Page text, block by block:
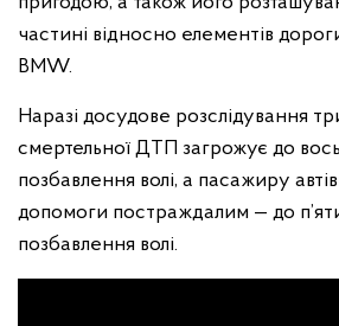
частині відносно елементів
BMW.
Наразі досудове розслідування
смертельної ДТП загрожує до
позбавлення волі, а пасажиру
допомоги постраждалим — до
позбавлення волі.